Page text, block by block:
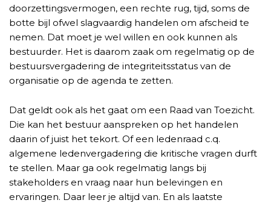
doorzettingsvermogen, een rechte rug, tijd, soms de
botte bijl ofwel slagvaardig handelen om afscheid te
nemen. Dat moet je wel willen en ook kunnen als
bestuurder. Het is daarom zaak om regelmatig op de
bestuursvergadering de integriteitsstatus van de
organisatie op de agenda te zetten.
Dat geldt ook als het gaat om een Raad van Toezicht.
Die kan het bestuur aanspreken op het handelen
daarin of juist het tekort. Of een ledenraad c.q.
algemene ledenvergadering die kritische vragen durft
te stellen. Maar ga ook regelmatig langs bij
stakeholders en vraag naar hun belevingen en
ervaringen. Daar leer je altijd van. En als laatste